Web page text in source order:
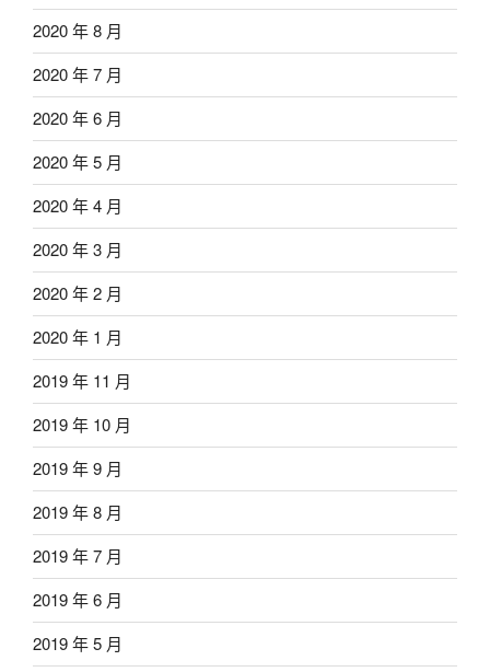
2020 年 8 月
2020 年 7 月
2020 年 6 月
2020 年 5 月
2020 年 4 月
2020 年 3 月
2020 年 2 月
2020 年 1 月
2019 年 11 月
2019 年 10 月
2019 年 9 月
2019 年 8 月
2019 年 7 月
2019 年 6 月
2019 年 5 月